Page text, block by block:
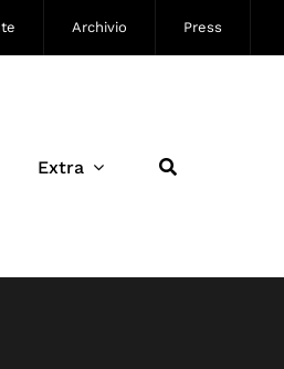
Archivio Press
Extra